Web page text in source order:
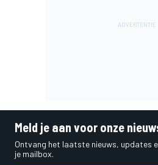
Meld je aan voor onze
Ontvang het laatste nieuws, updates
je mailbox.